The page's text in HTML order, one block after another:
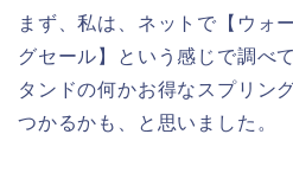
まず、私は、ネットで【ウォ
グセール】という感じで調べ
タンドの何かお得なスプリン
つかるかも、と思いました。